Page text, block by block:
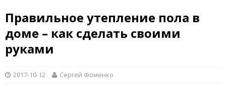
Правильное утепление пола в
доме – как сделать своими
руками
2017-10-12 Сергей Фоменко